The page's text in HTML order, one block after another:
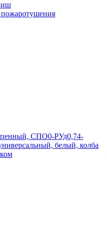
CПO0-PУд0,74-
белый, колба